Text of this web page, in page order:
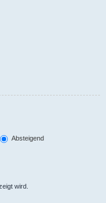
Absteigend
wird.